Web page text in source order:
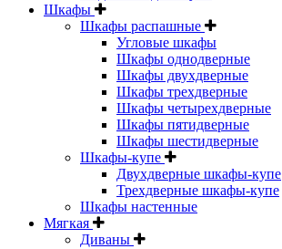
Шкафы
Шкафы распашные
Угловые шкафы
Шкафы однодверные
Шкафы двухдверные
Шкафы трехдверные
Шкафы четырехдверные
Шкафы пятидверные
Шкафы шестидверные
Шкафы-купе
Двухдверные шкафы-купе
Трехдверные шкафы-купе
Шкафы настенные
Мягкая
Диваны